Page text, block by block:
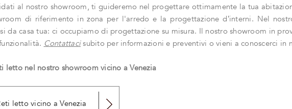
al nostro showroom, ti guideremo nel progettare ottimamente la tua
di riferimento in zona per l'arredo e la progettazione d’interni. Nel
da casa tua: ci occupiamo di progettazione su misura. Il nostro showroom in
Contattacisubito per informazioni e preventivi o vieni a conoscerci in
letto nel nostro showroom vicino a Venezia
letto vicino a Venezia